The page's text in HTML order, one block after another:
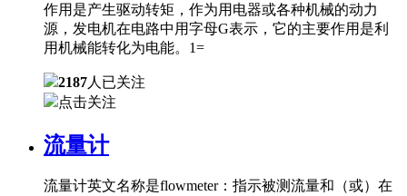
作用是产生驱动转矩，作为用电器或各种机械的动力
源，发电机在电路中用字母G表示，它的主要作用是利
用机械能转化为电能。1=
2187人已关注
点击关注
流量计
流量计英文名称是flowmeter：指示被测流量和（或）在